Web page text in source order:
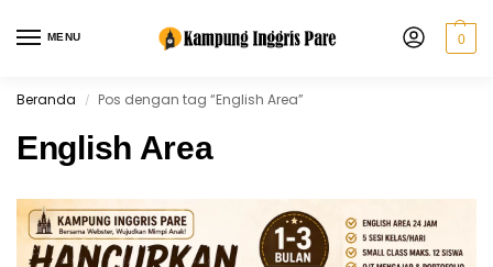
MENU 0
Beranda / Pos dengan tag “English Area”
English Area